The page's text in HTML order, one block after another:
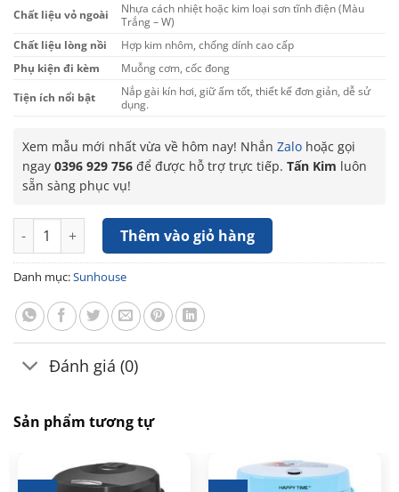
Chất liệu vỏ ngoài
Nhựa cách nhiệt hoặc kim loại sơn tĩnh điện (Màu
Trắng – W)
Chất liệu lòng nồi
Hợp kim nhôm, chống dính cao cấp
Phụ kiện đi kèm
Muỗng cơm, cốc đong
Tiện ích nổi bật
Nắp gài kín hơi, giữ ấm tốt, thiết kế đơn giản, dễ sử
dụng.
Xem mẫu mới nhất vừa về hôm nay! Nhắn Zalo hoặc gọi
ngay 0396 929 756 để được hỗ trợ trực tiếp. Tấn Kim luôn
sẵn sàng phục vụ!
Nồi cơm điện Sunhouse SHD8607W 1.8 lít 700W số lượng
Thêm vào giỏ hàng
Danh mục:Sunhouse
Đánh giá (0)
Sản phẩm tương tự